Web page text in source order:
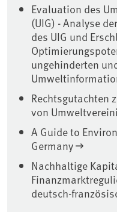
Evaluation des
(UIG) - Analyse
des UIG und
ungehinderten
Rechtsgutachten
von
A Guide to
Germany
Nachhaltige
deutsch-